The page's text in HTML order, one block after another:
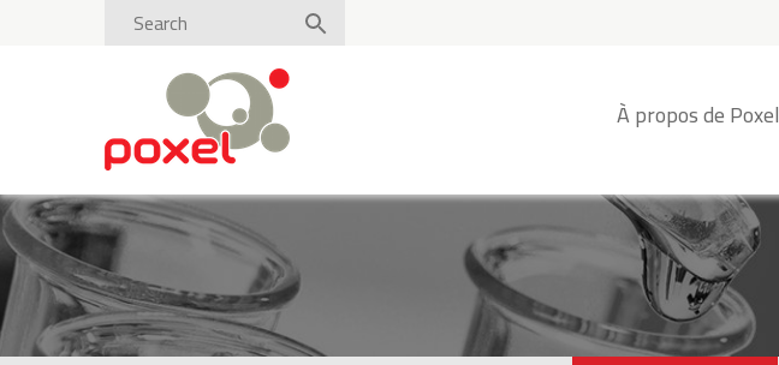
Français
À propos de Poxel